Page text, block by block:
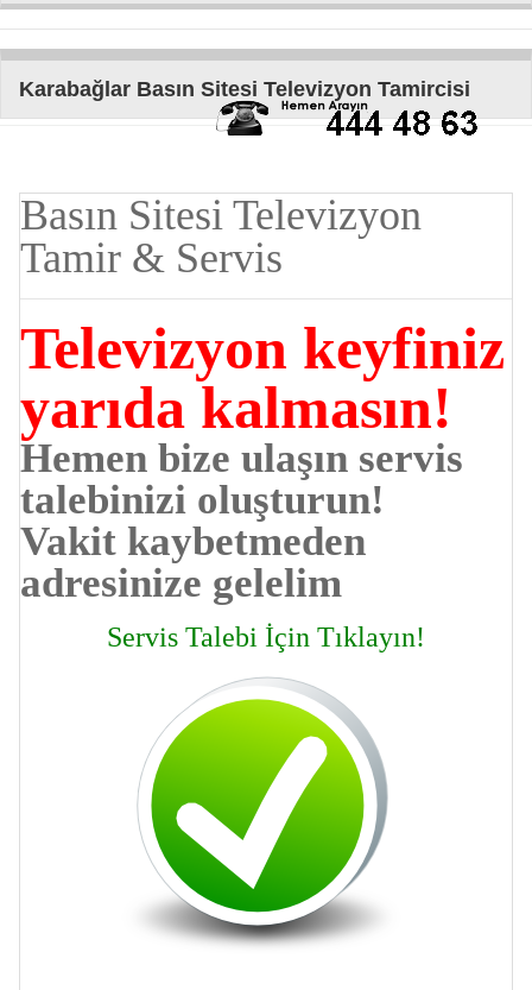
Karabağlar Basın Sitesi Televizyon Tamircisi
Basın Sitesi Televizyon
Tamir & Servis
Televizyon keyfiniz
yarıda kalmasın!
Hemen bize ulaşın servis
talebinizi oluşturun!
Vakit kaybetmeden
adresinize gelelim
Servis Talebi İçin Tıklayın!